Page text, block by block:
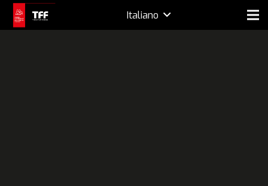
Italiano